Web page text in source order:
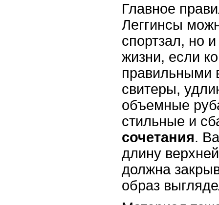
Главное
Леггинсы
спортзал, но
жизни, если
правильными
свитеры,
объемные
стильные и
сочетания.
длину
должна
образ